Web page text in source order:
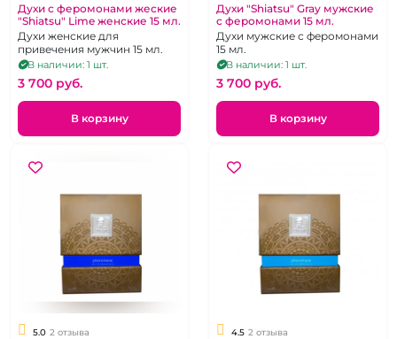
Духи с феромонами жеские
"Shiatsu" Lime женские 15 мл.
Духи женские для
привечения мужчин 15 мл.
В наличии: 1 шт.
3 700 pуб.
В корзину
Духи "Shiatsu" Gray мужские
с феромонами 15 мл.
Духи мужские с феромонами
15 мл.
В наличии: 1 шт.
3 700 pуб.
В корзину
5.0 2 отзыва 4.5 2 отзыва